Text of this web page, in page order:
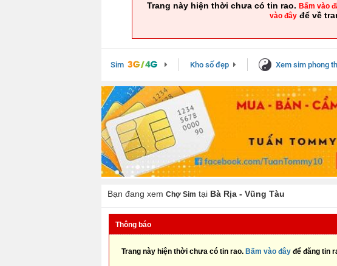
Trang này hiện thời chưa có tin rao. Bấm vào
vào đây để về
Sim Kho số đẹp Xem sim phong
Bạn đang xem Chợ Sim tại Bà Rịa - Vũng Tàu
Thông báo
Trang này hiện thời chưa có tin rao. Bấm vào đây để đăng tin